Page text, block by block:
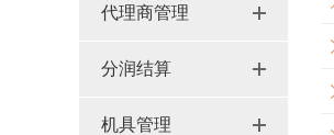
代理商管理
分润结算
机具管理